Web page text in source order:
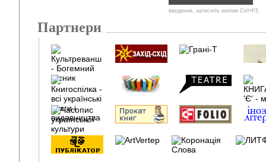
введення, натисніть кнопки Ctrl+F5
Партнери